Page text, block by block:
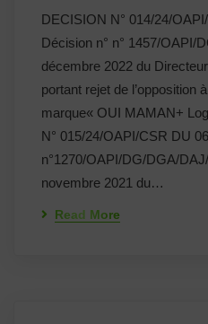
DECISION N° 014/24/
Décision n° n° 1457/OAPI/
décembre 2022 du
portant rejet de l’opposition
marque« OUI MAMAN+
N° 015/24/OAPI/CSR DU
n°1270/OAPI/DG/DGA/
novembre 2021 du…
Read More